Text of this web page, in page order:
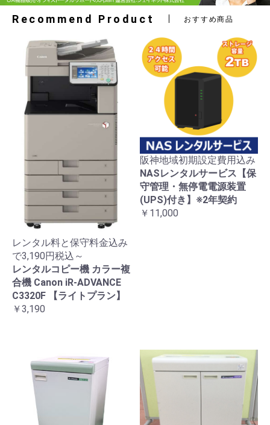
Recommend Product おすすめ商品
レンタル料と保守料金込み
で3,190円税込～
レンタルコピー機 カラー複
合機 Canon iR-ADVANCE
C3320F 【ライトプラン】
￥3,190
阪神地域初期設定費用込み
NASレンタルサービス【保
守管理・無停電電源装置
(UPS)付き】※2年契約
￥11,000